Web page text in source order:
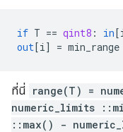
if T == qint8 : in[
out[i] = min_range
ที่นี่ range(T) =
numeric_limits
::max() -